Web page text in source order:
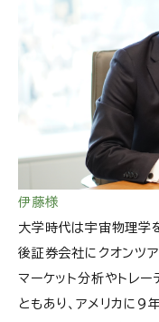
伊藤様
大学時代は宇宙物理学
後証券会社にクオンツ
マーケット分析やトレ
ともあり、アメリカに９